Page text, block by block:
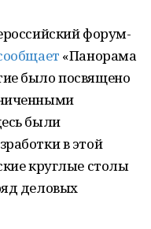
форум-
«Панорама
было посвящено
были
в этой
круглые столы
деловых